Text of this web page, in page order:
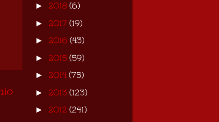
► 2018 (6)
► 2017 (19)
► 2016 (43)
► 2015 (59)
► 2014 (75)
► 2013 (123)
► 2012 (241)